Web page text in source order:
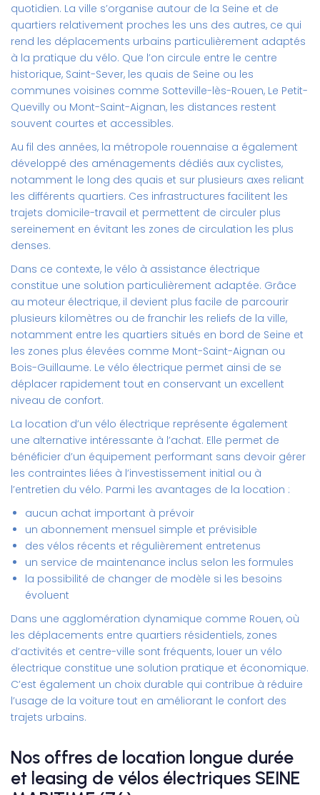
quotidien. La ville s’organise autour de la Seine et de
quartiers relativement proches les uns des autres, ce qui
rend les déplacements urbains particulièrement adaptés
à la pratique du vélo. Que l’on circule entre le centre
historique, Saint-Sever, les quais de Seine ou les
communes voisines comme Sotteville-lès-Rouen, Le Petit-
Quevilly ou Mont-Saint-Aignan, les distances restent
souvent courtes et accessibles.
Au fil des années, la métropole rouennaise a également
développé des aménagements dédiés aux cyclistes,
notamment le long des quais et sur plusieurs axes reliant
les différents quartiers. Ces infrastructures facilitent les
trajets domicile-travail et permettent de circuler plus
sereinement en évitant les zones de circulation les plus
denses.
Dans ce contexte, le vélo à assistance électrique
constitue une solution particulièrement adaptée. Grâce
au moteur électrique, il devient plus facile de parcourir
plusieurs kilomètres ou de franchir les reliefs de la ville,
notamment entre les quartiers situés en bord de Seine et
les zones plus élevées comme Mont-Saint-Aignan ou
Bois-Guillaume. Le vélo électrique permet ainsi de se
déplacer rapidement tout en conservant un excellent
niveau de confort.
La location d’un vélo électrique représente également
une alternative intéressante à l’achat. Elle permet de
bénéficier d’un équipement performant sans devoir gérer
les contraintes liées à l’investissement initial ou à
l’entretien du vélo. Parmi les avantages de la location :
aucun achat important à prévoir
un abonnement mensuel simple et prévisible
des vélos récents et régulièrement entretenus
un service de maintenance inclus selon les formules
la possibilité de changer de modèle si les besoins
évoluent
Dans une agglomération dynamique comme Rouen, où
les déplacements entre quartiers résidentiels, zones
d’activités et centre-ville sont fréquents, louer un vélo
électrique constitue une solution pratique et économique.
C’est également un choix durable qui contribue à réduire
l’usage de la voiture tout en améliorant le confort des
trajets urbains.
Nos offres de location longue durée
et leasing de vélos électriques SEINE